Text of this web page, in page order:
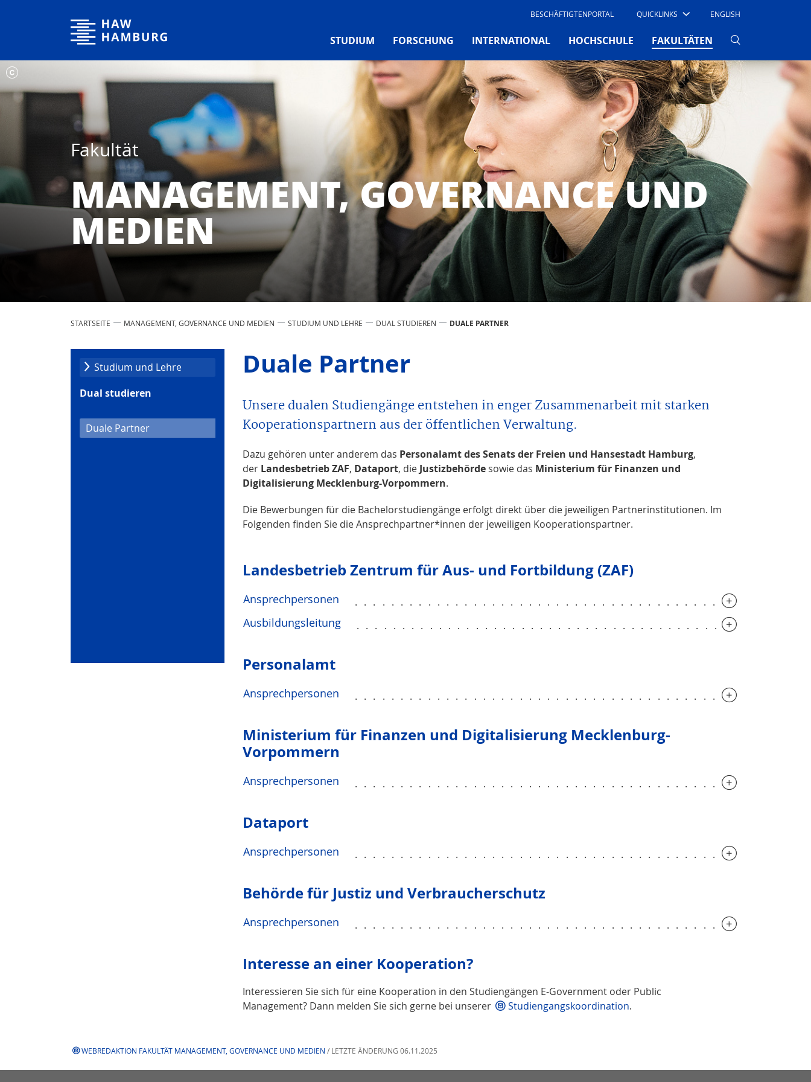
Hochschule für Angewandte Wissenschaften Hamburg BESCHÄFTIGTENPORTAL QUICKLINKS ENGLISH
STUDIUM FORSCHUNG INTERNATIONAL HOCHSCHULE FAKULTÄTEN (CURRENT)
Fakultät
MANAGEMENT, GOVERNANCE UND
MEDIEN
STARTSEITE MANAGEMENT, GOVERNANCE UND MEDIEN STUDIUM UND LEHRE DUAL STUDIEREN DUALE PARTNER
Studium und Lehre
Dual studieren
Duale Partner(current)
Duale Partner
Unsere dualen Studiengänge entstehen in enger Zusammenarbeit mit starken
Kooperationspartnern aus der öffentlichen Verwaltung.
Dazu gehören unter anderem das Personalamt des Senats der Freien und Hansestadt Hamburg,
der Landesbetrieb ZAF, Dataport, die Justizbehörde sowie das Ministerium für Finanzen und
Digitalisierung Mecklenburg-Vorpommern.
Die Bewerbungen für die Bachelorstudiengänge erfolgt direkt über die jeweiligen Partnerinstitutionen. Im
Folgenden finden Sie die Ansprechpartner*innen der jeweiligen Kooperationspartner.
Landesbetrieb Zentrum für Aus- und Fortbildung (ZAF)
Ansprechpersonen
Ausbildungsleitung
Personalamt
Ansprechpersonen
Ministerium für Finanzen und Digitalisierung Mecklenburg-
Vorpommern
Ansprechpersonen
Dataport
Ansprechpersonen
Behörde für Justiz und Verbraucherschutz
Ansprechpersonen
Interesse an einer Kooperation?
Interessieren Sie sich für eine Kooperation in den Studiengängen E-Government oder Public
Management? Dann melden Sie sich gerne bei unserer
Studiengangskoordination.
WEBREDAKTION FAKULTÄT MANAGEMENT, GOVERNANCE UND MEDIEN / LETZTE ÄNDERUNG 06.11.2025